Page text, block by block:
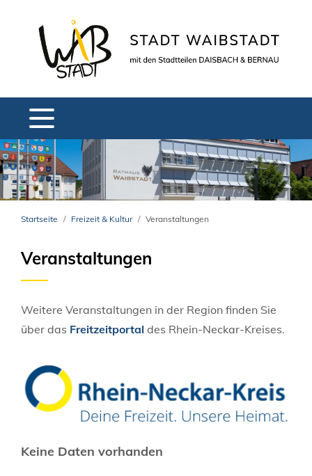
Startseite Freizeit & Kultur Veranstaltungen
Veranstaltungen
Weitere Veranstaltungen in der Region finden Sie
über das Freitzeitportal des Rhein-Neckar-Kreises.
Keine Daten vorhanden